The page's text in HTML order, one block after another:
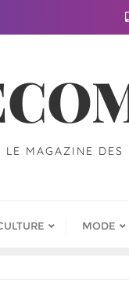
LE MAGAZINE DES
MODE